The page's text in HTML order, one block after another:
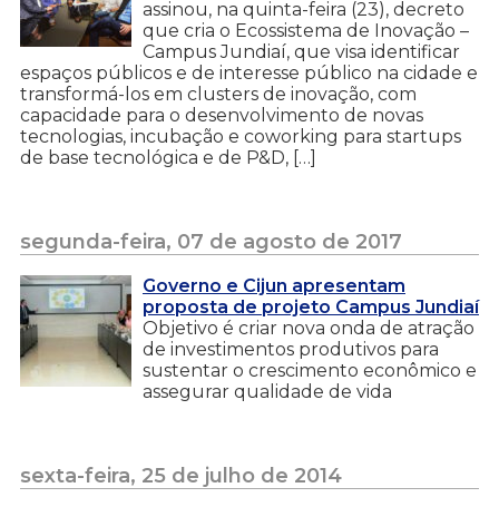
assinou, na quinta-feira (23), decreto
que cria o Ecossistema de Inovação –
Campus Jundiaí, que visa identificar
espaços públicos e de interesse público na cidade e
transformá-los em clusters de inovação, com
capacidade para o desenvolvimento de novas
tecnologias, incubação e coworking para startups
de base tecnológica e de P&D, […]
segunda-feira, 07 de agosto de 2017
Governo e Cijun apresentam
proposta de projeto Campus Jundiaí
Objetivo é criar nova onda de atração
de investimentos produtivos para
sustentar o crescimento econômico e
assegurar qualidade de vida
sexta-feira, 25 de julho de 2014